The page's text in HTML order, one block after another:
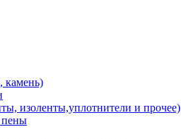
камень)
изоленты,уплотнители и прочее)
пены